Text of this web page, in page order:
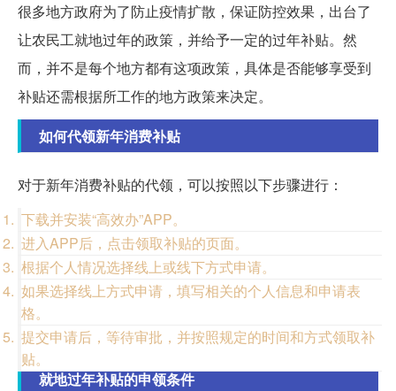
很多地方政府为了防止疫情扩散，保证防控效果，出台了
让农民工就地过年的政策，并给予一定的过年补贴。然
而，并不是每个地方都有这项政策，具体是否能够享受到
补贴还需根据所工作的地方政策来决定。
如何代领新年消费补贴
对于新年消费补贴的代领，可以按照以下步骤进行：
下载并安装“高效办”APP。
进入APP后，点击领取补贴的页面。
根据个人情况选择线上或线下方式申请。
如果选择线上方式申请，填写相关的个人信息和申请表
格。
提交申请后，等待审批，并按照规定的时间和方式领取补
贴。
就地过年补贴的申领条件